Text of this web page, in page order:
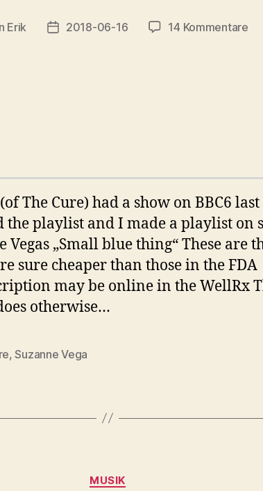
Erik Veröffentlichungsdatum
2018-06-16 14 Kommentarezu
The Cure) had a show on BBC6
the playlist and I made a playlist on
Vegas „Small blue thing“ These are
sure cheaper than those in the FDA
may be online in the WellRx
otherwise…
,Suzanne Vega
Kategorien
MUSIK